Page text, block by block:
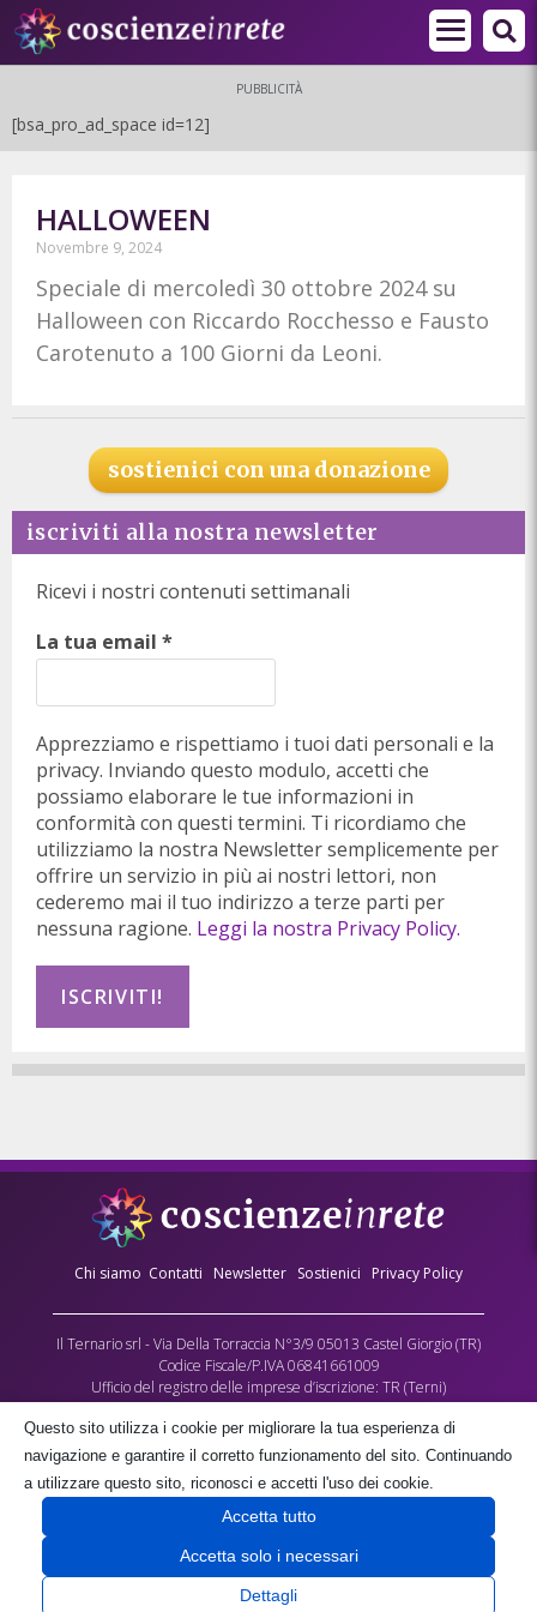
PUBBLICITÀ
[bsa_pro_ad_space id=12]
HALLOWEEN
Novembre 9, 2024
Speciale di mercoledì 30 ottobre 2024 su
Halloween con Riccardo Rocchesso e Fausto
Carotenuto a 100 Giorni da Leoni.
sostienici con una donazione
iscriviti alla nostra newsletter
Ricevi i nostri contenuti settimanali
La tua email *
Apprezziamo e rispettiamo i tuoi dati personali e la
privacy. Inviando questo modulo, accetti che
possiamo elaborare le tue informazioni in
conformità con questi termini. Ti ricordiamo che
utilizziamo la nostra Newsletter semplicemente per
offrire un servizio in più ai nostri lettori, non
cederemo mai il tuo indirizzo a terze parti per
nessuna ragione. Leggi la nostra Privacy Policy.
Chi siamo Contatti Newsletter Sostienici Privacy Policy
Il Ternario srl - Via Della Torraccia N°3/9 05013 Castel Giorgio (TR)
Codice Fiscale/P.IVA 06841661009
Ufficio del registro delle imprese d’iscrizione: TR (Terni)
Numero REA: 90173
Capitale sociale versato: €10.000,00
L’Associazione culturale Coscienze in Rete - cda Torraccia 3, Castel Giorgio -
fornisce gratuitamente parte dei contenuti multimediali di questo sito, quale
contributo alla crescita delle coscienze umane, negli spazi a lei gratuitamente
Questo sito utilizza i cookie per migliorare la tua esperienza di
navigazione e garantire il corretto funzionamento del sito. Continuando
a utilizzare questo sito, riconosci e accetti l'uso dei cookie.
Accetta tutto
Accetta solo i necessari
Dettagli